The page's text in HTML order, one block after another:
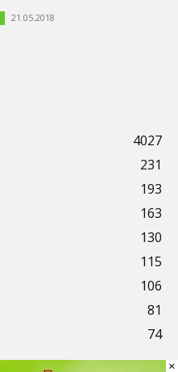
21.05.2018
4027
231
193
163
130
115
106
81
74
×